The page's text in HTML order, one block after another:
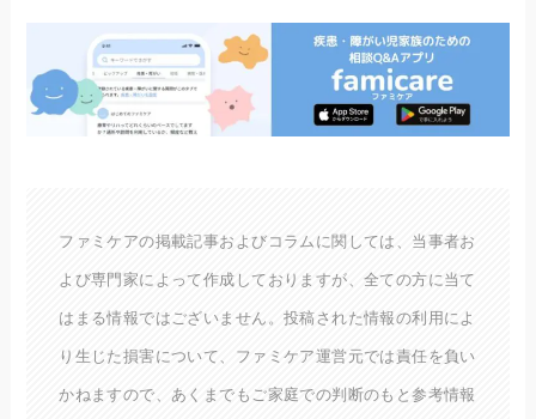
ファミケアの掲載記事およびコラムに関しては、当事者お
よび専門家によって作成しておりますが、全ての方に当て
はまる情報ではございません。投稿された情報の利用によ
り生じた損害について、ファミケア運営元では責任を負い
かねますので、あくまでもご家庭での判断のもと参考情報